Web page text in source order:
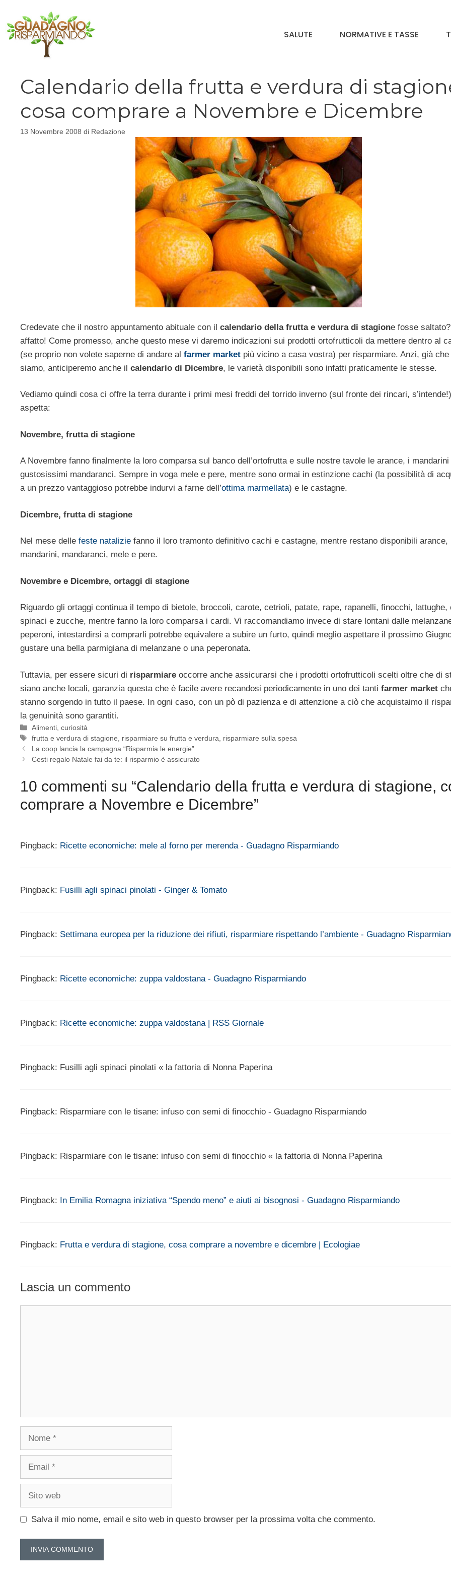
contenuto
SALUTE NORMATIVE E TASSE
Calendario della frutta e verdura di
cosa comprare a Novembre e Dicembre
13 Novembre 2008 di Redazione
Credevate che il nostro appuntamento abituale con il calendario della frutta e verdura di stagione fosse
affatto! Come promesso, anche questo mese vi daremo indicazioni sui prodotti ortofrutticoli da mettere dentro al
(se proprio non volete saperne di andare al farmer market più vicino a casa vostra) per risparmiare. Anzi, già
siamo, anticiperemo anche il calendario di Dicembre, le varietà disponibili sono infatti praticamente le stesse.
Vediamo quindi cosa ci offre la terra durante i primi mesi freddi del torrido inverno (sul fronte dei rincari,
aspetta:
Novembre, frutta di stagione
A Novembre fanno finalmente la loro comparsa sul banco dell’ortofrutta e sulle nostre tavole le arance, i mandarini
gustosissimi mandaranci. Sempre in voga mele e pere, mentre sono ormai in estinzione cachi (la possibilità di
a un prezzo vantaggioso potrebbe indurvi a farne dell’ottima marmellata) e le castagne.
Dicembre, frutta di stagione
Nel mese delle feste natalizie fanno il loro tramonto definitivo cachi e castagne, mentre restano disponibili arance,
mandarini, mandaranci, mele e pere.
Novembre e Dicembre, ortaggi di stagione
Riguardo gli ortaggi continua il tempo di bietole, broccoli, carote, cetrioli, patate, rape, rapanelli, finocchi, lattughe,
spinaci e zucche, mentre fanno la loro comparsa i cardi. Vi raccomandiamo invece di stare lontani dalle
peperoni, intestardirsi a comprarli potrebbe equivalere a subire un furto, quindi meglio aspettare il prossimo
gustare una bella parmigiana di melanzane o una peperonata.
Tuttavia, per essere sicuri di risparmiare occorre anche assicurarsi che i prodotti ortofrutticoli scelti oltre che di
siano anche locali, garanzia questa che è facile avere recandosi periodicamente in uno dei tanti farmer market
stanno sorgendo in tutto il paese. In ogni caso, con un pò di pazienza e di attenzione a ciò che acquistaimo il
la genuinità sono garantiti.
Categorie
Alimenti ,curiosità
Tag
frutta e verdura di stagione risparmiare su frutta e verdura
risparmiare sulla spesa
La coop lancia la campagna “Risparmia le energie”
Cesti regalo Natale fai da te: il risparmio è assicurato
10 commenti su “Calendario della frutta e verdura di stagione,
comprare a Novembre e Dicembre”
Pingback: Ricette economiche: mele al forno per merenda - Guadagno Risparmiando
Pingback: Fusilli agli spinaci pinolati - Ginger & Tomato
Pingback: Settimana europea per la riduzione dei rifiuti, risparmiare rispettando l’ambiente - Guadagno
Pingback: Ricette economiche: zuppa valdostana - Guadagno Risparmiando
Pingback: Ricette economiche: zuppa valdostana | RSS Giornale
Pingback: Fusilli agli spinaci pinolati « la fattoria di Nonna Paperina
Pingback: Risparmiare con le tisane: infuso con semi di finocchio - Guadagno Risparmiando
Pingback: Risparmiare con le tisane: infuso con semi di finocchio « la fattoria di Nonna Paperina
Pingback: In Emilia Romagna iniziativa “Spendo meno” e aiuti ai bisognosi - Guadagno Risparmiando
Pingback: Frutta e verdura di stagione, cosa comprare a novembre e dicembre | Ecologiae
Lascia un commento
Salva il mio nome, email e sito web in questo browser per la prossima volta che commento.